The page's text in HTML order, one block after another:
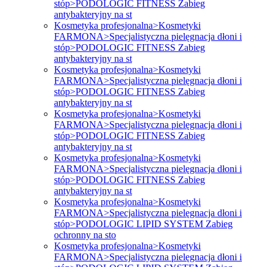
stóp>PODOLOGIC FITNESS Zabieg
antybakteryjny na st
Kosmetyka profesjonalna>Kosmetyki
FARMONA>Specjalistyczna pielęgnacja dłoni i
stóp>PODOLOGIC FITNESS Zabieg
antybakteryjny na st
Kosmetyka profesjonalna>Kosmetyki
FARMONA>Specjalistyczna pielęgnacja dłoni i
stóp>PODOLOGIC FITNESS Zabieg
antybakteryjny na st
Kosmetyka profesjonalna>Kosmetyki
FARMONA>Specjalistyczna pielęgnacja dłoni i
stóp>PODOLOGIC FITNESS Zabieg
antybakteryjny na st
Kosmetyka profesjonalna>Kosmetyki
FARMONA>Specjalistyczna pielęgnacja dłoni i
stóp>PODOLOGIC FITNESS Zabieg
antybakteryjny na st
Kosmetyka profesjonalna>Kosmetyki
FARMONA>Specjalistyczna pielęgnacja dłoni i
stóp>PODOLOGIC LIPID SYSTEM Zabieg
ochronny na sto
Kosmetyka profesjonalna>Kosmetyki
FARMONA>Specjalistyczna pielęgnacja dłoni i